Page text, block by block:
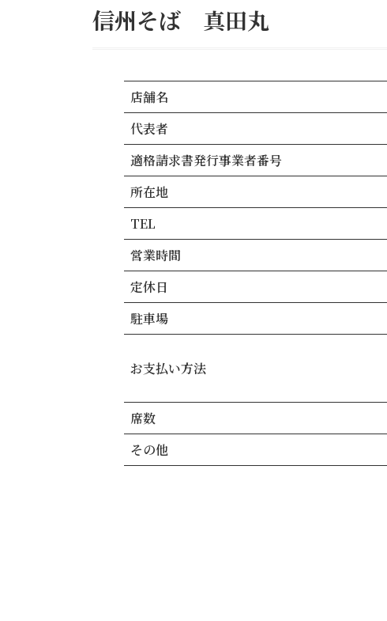
信州そば 真田丸
店舗名
代表者
適格請求書発行事業者番号
所在地
TEL
営業時間
定休日
駐車場
お支払い方法
席数
その他